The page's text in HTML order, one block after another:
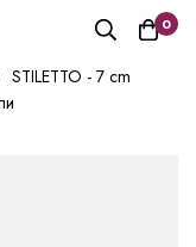
0
STILETTO - 7 cm